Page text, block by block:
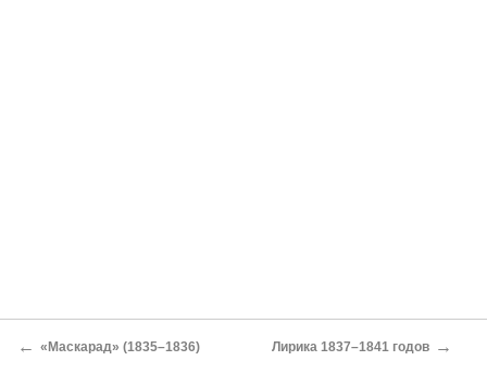
← «Маскарад» (1835–1836) Лирика 1837–1841 годов →